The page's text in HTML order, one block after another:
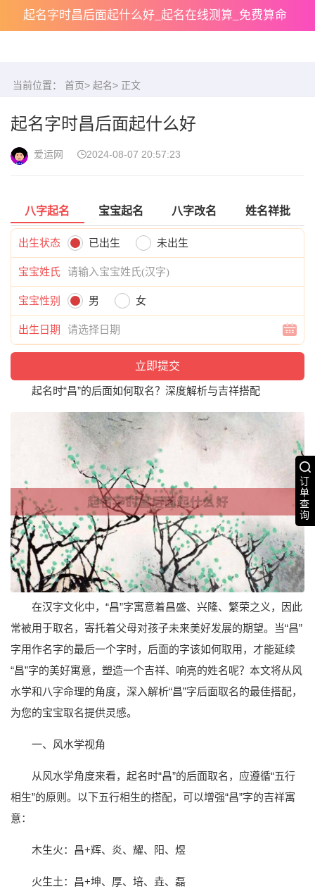
起名字时昌后面起什么好_起名在线测算_免费算命
订
单
查
询
当前位置： 首页> 起名> 正文
起名字时昌后面起什么好
爱运网 2024-08-07 20:57:23
八字起名 宝宝起名 八字改名 姓名祥批
出生状态 已出生 未出生
宝宝姓氏
宝宝性别 男 女
出生日期
起名时“昌”的后面如何取名？深度解析与吉祥搭配
在汉字文化中，“昌”字寓意着昌盛、兴隆、繁荣之义，因此
常被用于取名，寄托着父母对孩子未来美好发展的期望。当“昌”
字用作名字的最后一个字时，后面的字该如何取用，才能延续
“昌”字的美好寓意，塑造一个吉祥、响亮的姓名呢？本文将从风
水学和八字命理的角度，深入解析“昌”字后面取名的最佳搭配，
为您的宝宝取名提供灵感。
一、风水学视角
从风水学角度来看，起名时“昌”的后面取名，应遵循“五行
相生”的原则。以下五行相生的搭配，可以增强“昌”字的吉祥寓
意：
木生火：昌+辉、炎、耀、阳、煜
火生土：昌+坤、厚、培、垚、磊